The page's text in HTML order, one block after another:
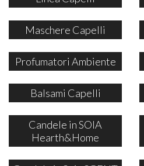
Maschere Capelli
Profumatori Ambiente
Balsami Capelli
Candele in SOIA
Hearth&Home